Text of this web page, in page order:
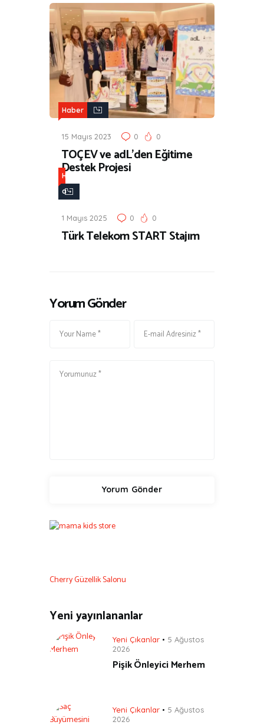
Haber
15 Mayıs 2023 0 0
TOÇEV ve adL’den Eğitime
Destek Projesi
H
a
e
r
1 Mayıs 2025 0 0
Türk Telekom START Stajım
Yorum Gönder
Cherry Güzellik Salonu
Yeni yayınlananlar
Yeni Çıkanlar
5 Ağustos
2026
Pişik Önleyici Merhem
Yeni Çıkanlar
5 Ağustos
2026